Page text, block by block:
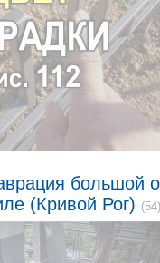
большой
(Кривой Рог) (54)